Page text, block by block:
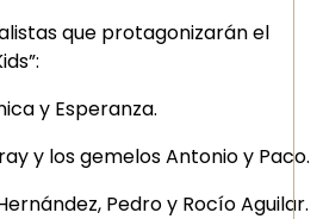
que protagonizarán el
y Esperanza.
y los gemelos Antonio y Paco.
Pedro y Rocío Aguilar.